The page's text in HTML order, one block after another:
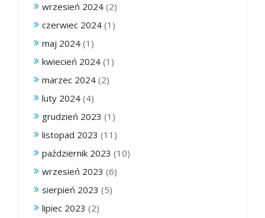
wrzesień 2024 (2)
czerwiec 2024 (1)
maj 2024 (1)
kwiecień 2024 (1)
marzec 2024 (2)
luty 2024 (4)
grudzień 2023 (1)
listopad 2023 (11)
październik 2023 (10)
wrzesień 2023 (6)
sierpień 2023 (5)
lipiec 2023 (2)